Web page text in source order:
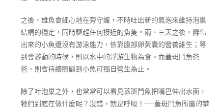
之後，雄魚會細心地在旁守護，不時吐出新的氣泡來維持泡巢
結構的穩定，同時驅趕任何接近的魚隻。兩、三天之後，孵化
出來的小魚還沒有游泳能力，依靠腹部卵黃囊的營養維生；等
到會游動的時候，則以水中的浮游生物為食。而蓋斑鬥魚爸
爸，則會持續照顧到小魚可獨自營生為止。
除了吐泡巢之外，也常常可以看見蓋斑鬥魚把嘴巴伸出水面，
牠們到底在做什麼呢？沒錯，就是呼吸！──蓋斑鬥魚所屬的攀